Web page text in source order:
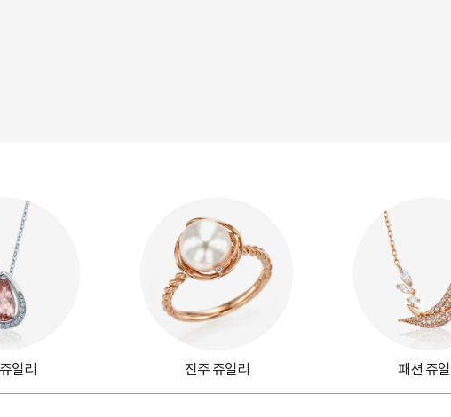
얼리 진주 쥬얼리 패션 쥬